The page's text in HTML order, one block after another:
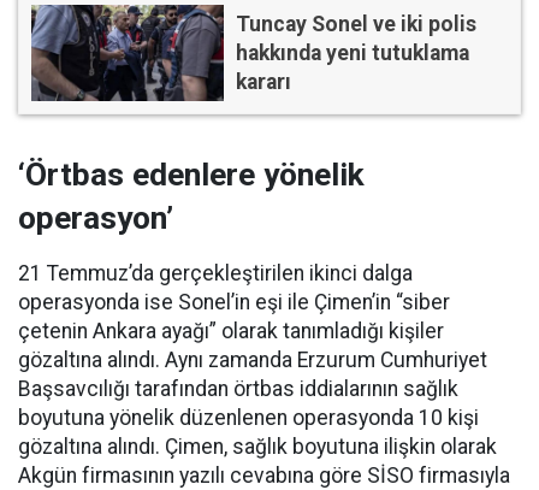
Tuncay Sonel ve iki polis
hakkında yeni tutuklama
kararı
‘Örtbas edenlere yönelik
operasyon’
21 Temmuz’da gerçekleştirilen ikinci dalga
operasyonda ise Sonel’in eşi ile Çimen’in “siber
çetenin Ankara ayağı” olarak tanımladığı kişiler
gözaltına alındı. Aynı zamanda Erzurum Cumhuriyet
Başsavcılığı tarafından örtbas iddialarının sağlık
boyutuna yönelik düzenlenen operasyonda 10 kişi
gözaltına alındı. Çimen, sağlık boyutuna ilişkin olarak
Akgün firmasının yazılı cevabına göre SİSO firmasıyla